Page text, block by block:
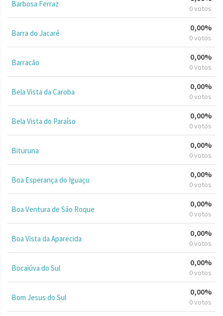
Barbosa Ferraz 0 votos
Barra do Jacaré
0,00%
0 votos
Barracão
0,00%
0 votos
Bela Vista da Caroba
0,00%
0 votos
Bela Vista do Paraíso
0,00%
0 votos
Bituruna
0,00%
0 votos
Boa Esperança do Iguaçu
0,00%
0 votos
Boa Ventura de São Roque
0,00%
0 votos
Boa Vista da Aparecida
0,00%
0 votos
Bocaiúva do Sul
0,00%
0 votos
Bom Jesus do Sul
0,00%
0 votos